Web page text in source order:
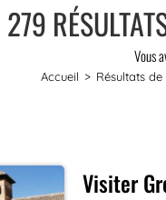
279
Vous
Accueil > Résultats
Visiter